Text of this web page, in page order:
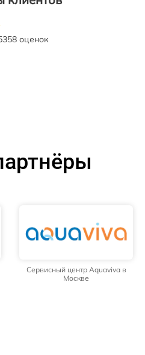
оценок
Сервисный центр Aquaviva в
Москве